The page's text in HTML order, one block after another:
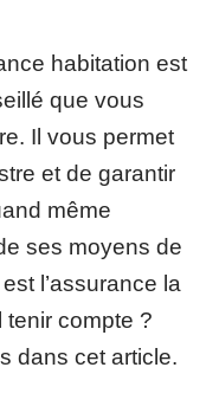
habitation est
que vous
Il vous permet
et de garantir
même
ses moyens de
l’assurance la
tenir compte ?
dans cet article.